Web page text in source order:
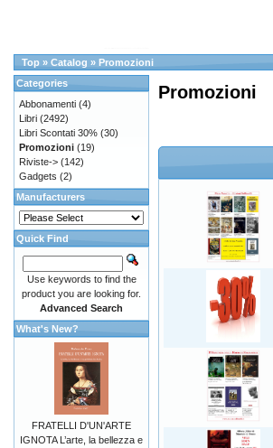
Top » Catalog » Promozioni
Promozioni
Categories
Abbonamenti (4)
Libri (2492)
Libri Scontati 30% (30)
Promozioni (19)
Riviste-> (142)
Gadgets (2)
Manufacturers
Quick Find
Use keywords to find the
product you are looking for.
Advanced Search
What's New?
FRATELLI D'UN'ARTE
IGNOTA L’arte, la bellezza e